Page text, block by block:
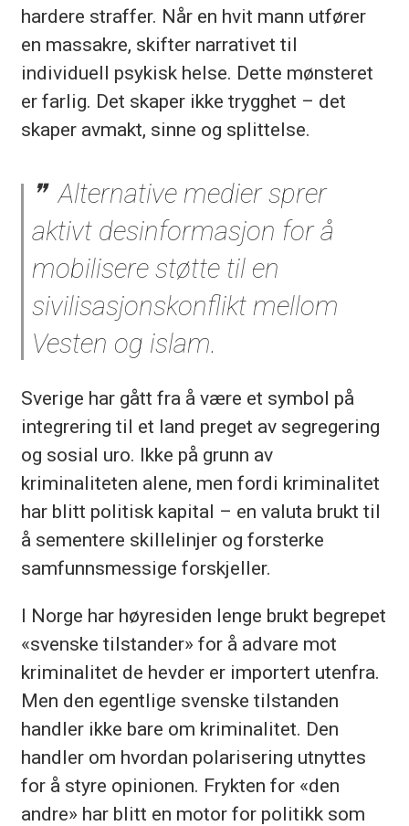
hardere straffer. Når en hvit mann utfører
en massakre, skifter narrativet til
individuell psykisk helse. Dette mønsteret
er farlig. Det skaper ikke trygghet – det
skaper avmakt, sinne og splittelse.
Alternative medier sprer
aktivt desinformasjon for å
mobilisere støtte til en
sivilisasjonskonflikt mellom
Vesten og islam.
Sverige har gått fra å være et symbol på
integrering til et land preget av segregering
og sosial uro. Ikke på grunn av
kriminaliteten alene, men fordi kriminalitet
har blitt politisk kapital – en valuta brukt til
å sementere skillelinjer og forsterke
samfunnsmessige forskjeller.
I Norge har høyresiden lenge brukt begrepet
«svenske tilstander» for å advare mot
kriminalitet de hevder er importert utenfra.
Men den egentlige svenske tilstanden
handler ikke bare om kriminalitet. Den
handler om hvordan polarisering utnyttes
for å styre opinionen. Frykten for «den
andre» har blitt en motor for politikk som